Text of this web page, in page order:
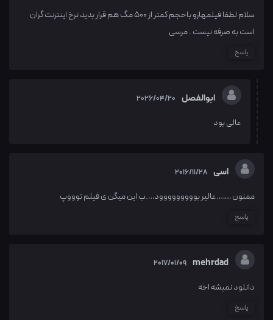
سلام لطفا فیلمهارو باحجم کمتر از 500 مگ هم قرار بدید نرخ اینترنت گران
است به صرفه نیست . مرسی
پاسخ
ابوالفصل 2026/04/20
عالی بود
اسی 2016/11/28
ممنون …….عالیر بووووووووود….ب این میگن ی فیلم توووپ
پاسخ
mehrdad
2017/01/09
دانلود نميشه اخه
پاسخ